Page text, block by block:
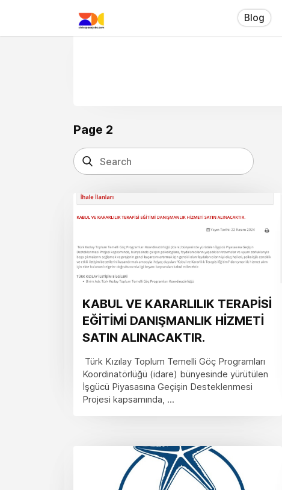
Blog
Page 2
KABUL VE KARARLILIK TERAPİSİ
EĞİTİMİ DANIŞMANLIK HİZMETİ
SATIN ALINACAKTIR.
Türk Kızılay Toplum Temelli Göç Programları
Koordinatörlüğü (idare) bünyesinde yürütülen
İşgücü Piyasasına Geçişin Desteklenmesi
Projesi kapsamında, ...